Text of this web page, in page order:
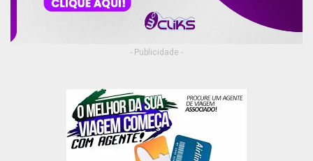
- Publicidade -